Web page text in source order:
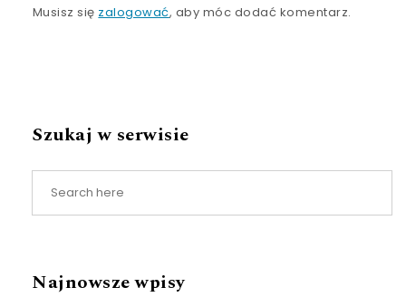
Musisz się zalogować, aby móc dodać komentarz.
Szukaj w serwisie
Najnowsze wpisy